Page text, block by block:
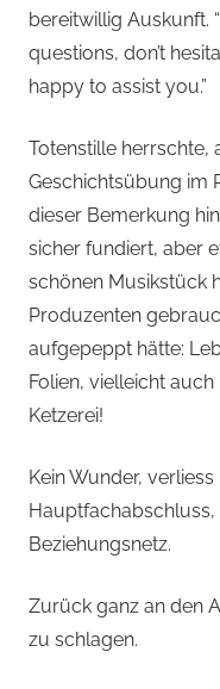
bereitwillig Auskunft.
questions, don’t
happy to assist you.”
Totenstille herrschte,
Geschichtsübung im
dieser Bemerkung
sicher fundiert, aber
schönen Musikstück
Produzenten
aufgepeppt hätte:
Folien, vielleicht
Ketzerei!
Kein Wunder,
Beziehungsnetz.
Zurück ganz an den
zu schlagen.